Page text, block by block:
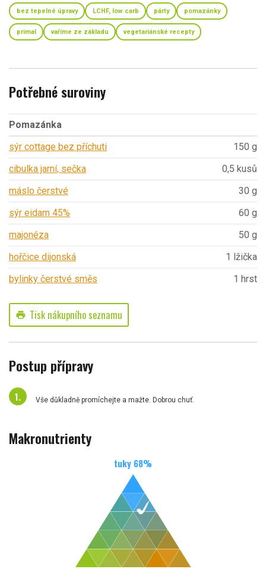
bez tepelné úpravy LCHF, low carb párty pomazánky
primal vaříme ze základu vegetariánské recepty
Potřebné suroviny
Pomazánka
sýr cottage bez příchuti
150 g
cibulka jarní, sečka
0,5 kusů
máslo čerstvé
30 g
sýr eidam 45%
60 g
majonéza
50 g
hořčice dijonská
1 lžička
bylinky čerstvé směs
1 hrst
print Tisk nákupního seznamu
Postup přípravy
Vše důkladně promíchejte a mažte. Dobrou chuť.
Makronutrienty
tuky 68%